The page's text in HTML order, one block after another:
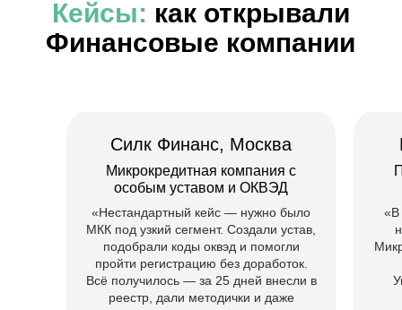
«Нестандартный кейс — нужно было
МКК под узкий сегмент. Создали устав,
подобрали коды оквэд и помогли
пройти регистрацию без доработок.
Всё получилось — за 25 дней внесли в
реестр, дали методички и даже
Микрокредитная компания с
особым уставом и ОКВЭД
Силк Финанс, Москва
«В
Подберём подходящую компанию и
предоставим документы
Деньги делают деньги.
Создаем финансовый
бизнес, где деньги - товар
Знаем риски — и проектируем бизнес
так, чтобы их избежать. Вы получаете